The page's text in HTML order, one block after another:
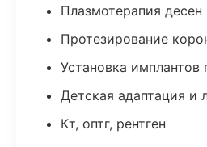
Плазмотерапия десен
Протезирование
Установка имплантов
Детская адаптация и
Кт, оптг, рентген